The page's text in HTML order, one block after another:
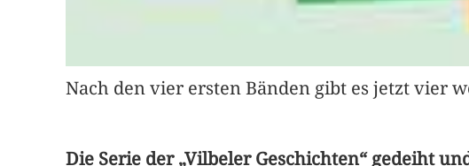
Nach den vier ersten Bänden gibt es jetzt vier
Die Serie der „Vilbeler Geschichten“ gedeiht